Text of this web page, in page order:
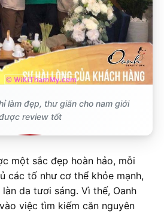
làm đẹp, thư giãn cho nam giới
review tốt
một sắc đẹp hoàn hảo, mỗi
các tố như cơ thể khỏe mạnh,
da tươi sáng. Vì thế, Oanh
việc tìm kiếm căn nguyên